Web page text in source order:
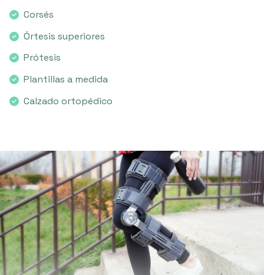
Corsés
Órtesis superiores
Prótesis
Plantillas a medida
Calzado ortopédico